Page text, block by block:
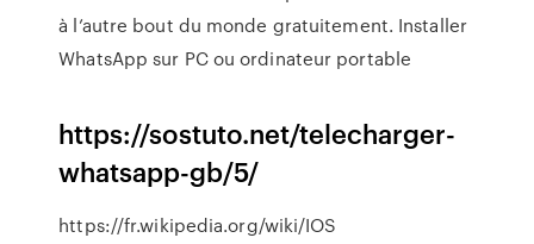
à l’autre bout du monde gratuitement. Installer
WhatsApp sur PC ou ordinateur portable
https://sostuto.net/telecharger-
whatsapp-gb/5/
https://fr.wikipedia.org/wiki/IOS